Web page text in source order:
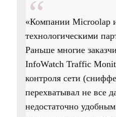
«Компании Microolap
технологическими
Раньше многие
InfoWatch Traffic
контроля сети
перехватывал не все
недостаточно